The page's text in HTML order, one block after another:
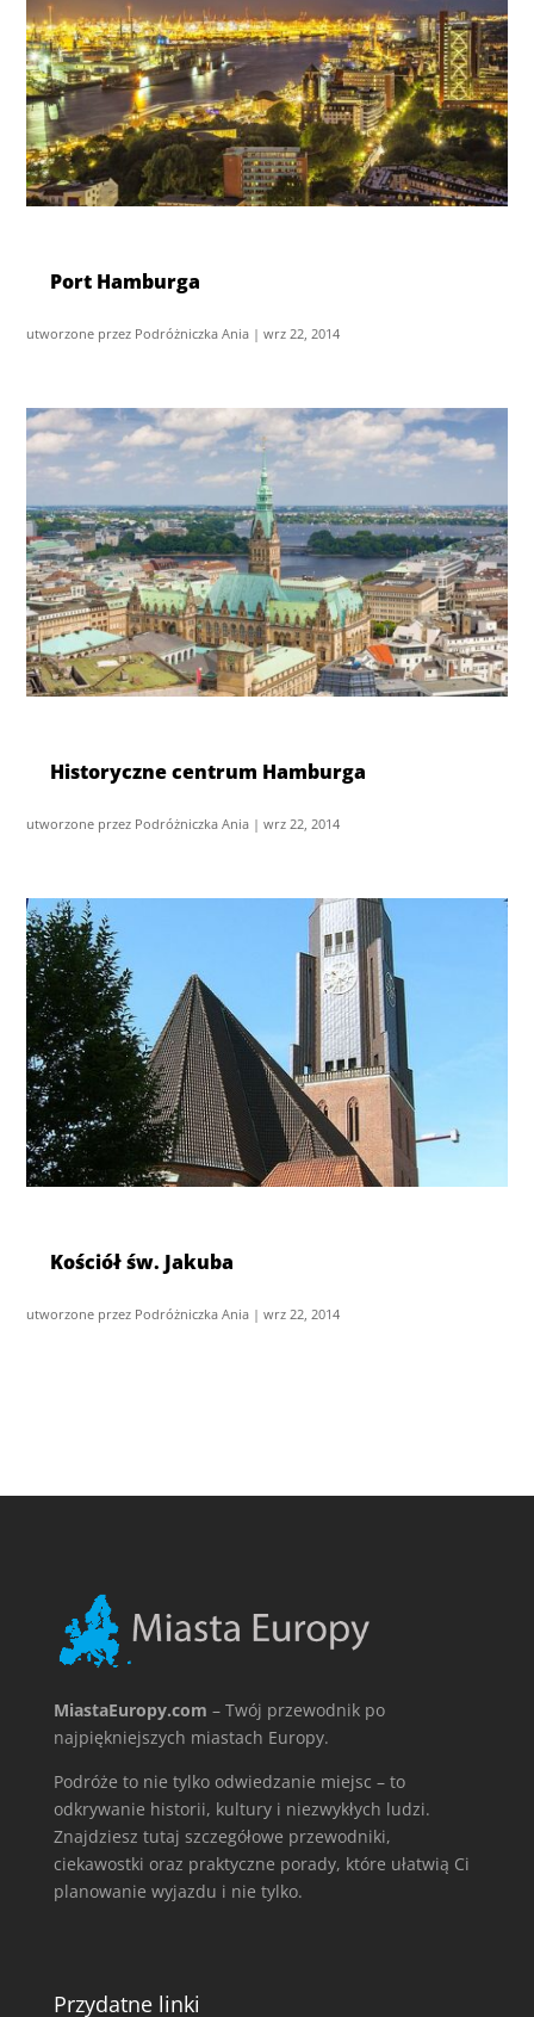
Port Hamburga
utworzone przez Podróżniczka Ania |wrz 22, 2014
Historyczne centrum Hamburga
utworzone przez Podróżniczka Ania |wrz 22, 2014
Kościół św. Jakuba
utworzone przez Podróżniczka Ania |wrz 22, 2014
MiastaEuropy.com – Twój przewodnik po
najpiękniejszych miastach Europy.
Podróże to nie tylko odwiedzanie miejsc – to
odkrywanie historii, kultury i niezwykłych ludzi.
Znajdziesz tutaj szczegółowe przewodniki,
ciekawostki oraz praktyczne porady, które ułatwią Ci
planowanie wyjazdu i nie tylko.
Przydatne linki